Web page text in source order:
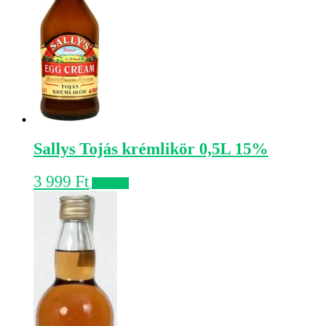
Sallys Tojás krémlikör 0,5L 15%
3 999 Ft